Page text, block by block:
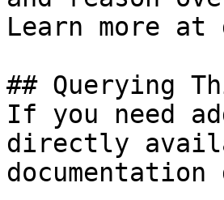
Learn more at
## Querying
If you need
directly